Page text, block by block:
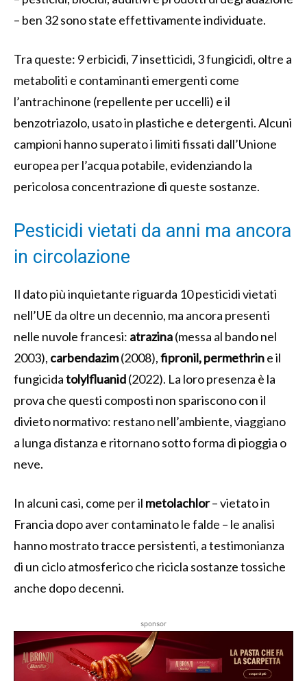
– ben 32 sono state effettivamente individuate.
Tra queste: 9 erbicidi, 7 insetticidi, 3 fungicidi, oltre a
metaboliti e contaminanti emergenti come
l’antrachinone (repellente per uccelli) e il
benzotriazolo, usato in plastiche e detergenti. Alcuni
campioni hanno superato i limiti fissati dall’Unione
europea per l’acqua potabile, evidenziando la
pericolosa concentrazione di queste sostanze.
Pesticidi vietati da anni ma ancora
in circolazione
Il dato più inquietante riguarda 10 pesticidi vietati
nell’UE da oltre un decennio, ma ancora presenti
nelle nuvole francesi: atrazina(messa al bando nel
2003), carbendazim(2008),fipronil, permethrine il
fungicidatolylfluanid(2022). La loro presenza è la
prova che questi composti non spariscono con il
divieto normativo: restano nell’ambiente, viaggiano
a lunga distanza e ritornano sotto forma di pioggia o
neve.
In alcuni casi, come per il metolachlor– vietato in
Francia dopo aver contaminato le falde – le analisi
hanno mostrato tracce persistenti, a testimonianza
di un ciclo atmosferico che ricicla sostanze tossiche
anche dopo decenni.
sponsor